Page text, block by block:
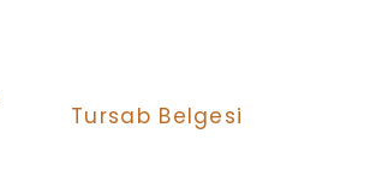
Tursab Belgesi